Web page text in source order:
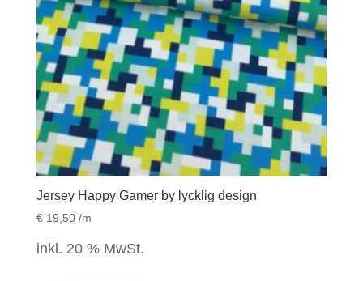
Jersey Happy Gamer by lycklig design
€19,50/m
inkl. 20 % MwSt.